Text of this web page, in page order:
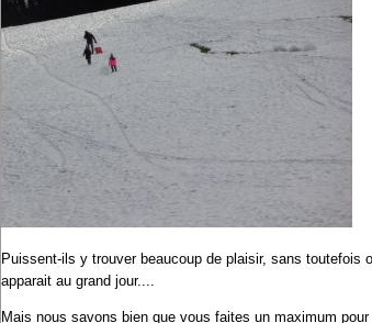
Puissent-ils y trouver beaucoup de plaisir, sans toutefois
apparait au grand jour....
Mais nous savons bien que vous faites un maximum pour